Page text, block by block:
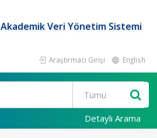
Akademik Veri Yönetim Sistemi
Araştırmacı Girişi English
Detaylı Arama